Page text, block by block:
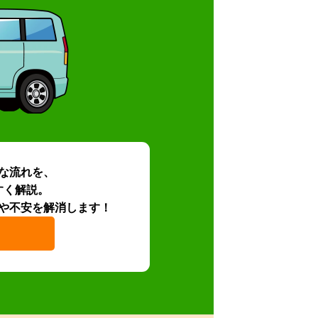
流れを、
解説。
不安を解消します！